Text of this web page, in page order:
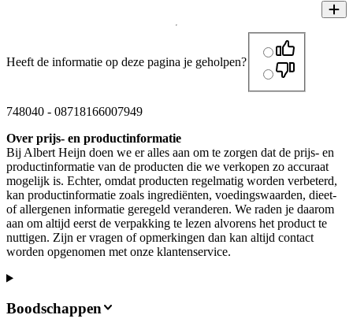
Heeft de informatie op deze pagina je geholpen?
748040 - 08718166007949
Over prijs- en productinformatie
Bij Albert Heijn doen we er alles aan om te zorgen dat de prijs- en
productinformatie van de producten die we verkopen zo accuraat
mogelijk is. Echter, omdat producten regelmatig worden verbeterd,
kan productinformatie zoals ingrediënten, voedingswaarden, dieet-
of allergenen informatie geregeld veranderen. We raden je daarom
aan om altijd eerst de verpakking te lezen alvorens het product te
nuttigen. Zijn er vragen of opmerkingen dan kan altijd contact
worden opgenomen met onze klantenservice.
Boodschappen